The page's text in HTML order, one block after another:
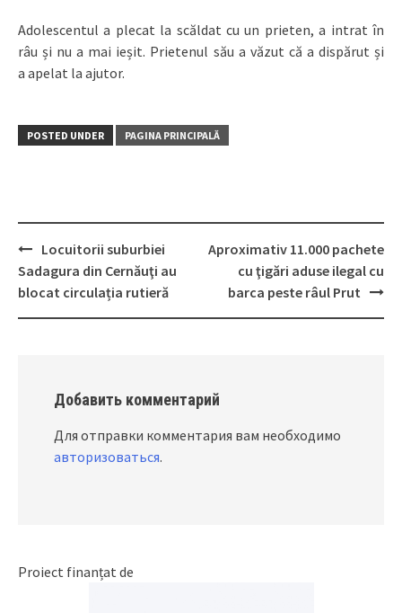
Adolescentul a plecat la scăldat cu un prieten, a intrat în
râu și nu a mai ieșit. Prietenul său a văzut că a dispărut și
a apelat la ajutor.
POSTED UNDER PAGINA PRINCIPALĂ
Post
navigation
Locuitorii suburbiei
Sadagura din Cernăuţi au
blocat circulația rutieră
Aproximativ 11.000 pachete
cu ţigări aduse ilegal cu
barca peste râul Prut
Добавить комментарий
Для отправки комментария вам необходимо
авторизоваться.
Proiect finanțat de